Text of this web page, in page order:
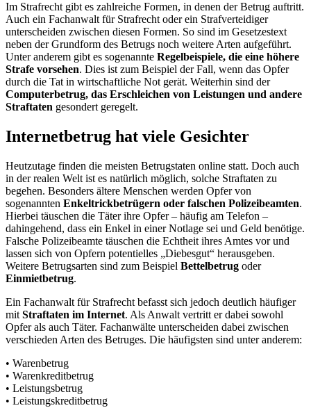
Im Strafrecht gibt es zahlreiche Formen, in denen der Betrug auftritt.
Auch ein Fachanwalt für Strafrecht oder ein Strafverteidiger
unterscheiden zwischen diesen Formen. So sind im Gesetzestext
neben der Grundform des Betrugs noch weitere Arten aufgeführt.
Unter anderem gibt es sogenannte Regelbeispiele, die eine höhere
Strafe vorsehen. Dies ist zum Beispiel der Fall, wenn das Opfer
durch die Tat in wirtschaftliche Not gerät. Weiterhin sind der
Computerbetrug, das Erschleichen von Leistungen und andere
Straftaten gesondert geregelt.
Internetbetrug hat viele Gesichter
Heutzutage finden die meisten Betrugstaten online statt. Doch auch
in der realen Welt ist es natürlich möglich, solche Straftaten zu
begehen. Besonders ältere Menschen werden Opfer von
sogenannten Enkeltrickbetrügern oder falschen Polizeibeamten.
Hierbei täuschen die Täter ihre Opfer – häufig am Telefon –
dahingehend, dass ein Enkel in einer Notlage sei und Geld benötige.
Falsche Polizeibeamte täuschen die Echtheit ihres Amtes vor und
lassen sich von Opfern potentielles „Diebesgut“ herausgeben.
Weitere Betrugsarten sind zum Beispiel Bettelbetrug oder
Einmietbetrug.
Ein Fachanwalt für Strafrecht befasst sich jedoch deutlich häufiger
mit Straftaten im Internet. Als Anwalt vertritt er dabei sowohl
Opfer als auch Täter. Fachanwälte unterscheiden dabei zwischen
verschieden Arten des Betruges. Die häufigsten sind unter anderem:
• Warenbetrug
• Warenkreditbetrug
• Leistungsbetrug
• Leistungskreditbetrug